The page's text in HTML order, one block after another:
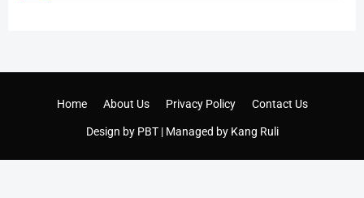
Design by PBT| Managed by Kang Ruli
Home About Us Privacy Policy Contact Us